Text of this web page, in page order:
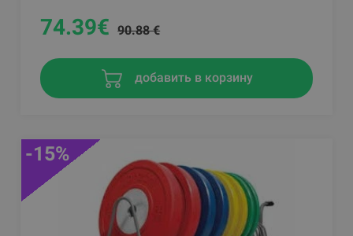
74.39€ 90.88 €
добавить в корзину
-15%